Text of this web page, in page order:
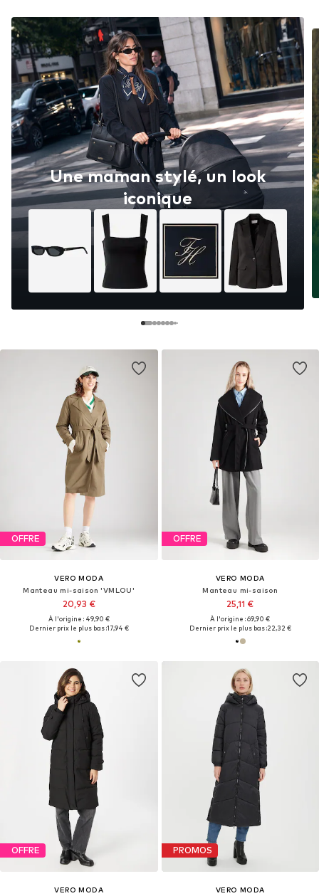
Une maman stylé, un look
iconique
OFFRE
VERO MODA
Manteau mi-saison 'VMLOU'
20,93 €
À l'origine : 49,90 €
Dernier prix le plus bas :17,94 €
OFFRE
VERO MODA
Manteau mi-saison
25,11 €
À l'origine : 69,90 €
Dernier prix le plus bas :22,32 €
OFFRE
VERO MODA
PROMOS
VERO MODA